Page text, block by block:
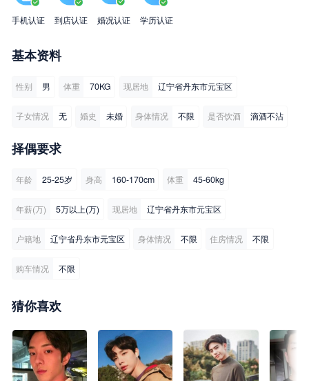
手机认证 到店认证 婚况认证 学历认证
基本资料
性别 男 体重 70KG 现居地 辽宁省丹东市元宝区
子女情况 无 婚史 未婚 身体情况 不限 是否饮酒 滴酒不沾
择偶要求
年龄 25-25岁 身高 160-170cm 体重 45-60kg
年薪(万) 5万以上(万) 现居地 辽宁省丹东市元宝区
户籍地 辽宁省丹东市元宝区 身体情况 不限 住房情况 不限
购车情况 不限
猜你喜欢